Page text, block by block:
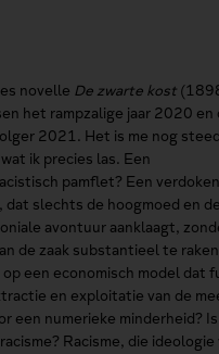
novelle De zwarte kost
het rampzalige jaar 2020 en
2021. Het is me nog
ik precies las. Een
pamflet? Een verdoken
dat slechts de hoogmoed en
avontuur aanklaagt,
de zaak substantieel te
een economisch model dat
en exploitatie van de
een numerieke minderheid?
Racisme, die ideologie